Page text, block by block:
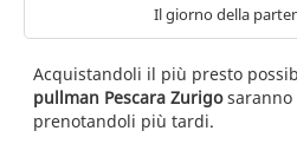
Il giorno della
Acquistandoli il più presto
pullman Pescara Zurigosaranno
prenotandoli più tardi.